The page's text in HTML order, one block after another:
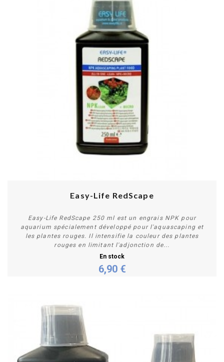
Easy-Life RedScape
Easy-Life RedScape 250 ml est un engrais NPK pour
aquarium spécialement développé pour l'aquascaping et
les plantes rouges. Il intensifie la couleur des plantes
rouges en limitant l'adjonction de...
En stock
6,90 €